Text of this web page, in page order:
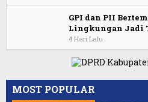
GPI dan PII
Lingkungan Jadi
4 Hari Lalu
MOST POPULAR